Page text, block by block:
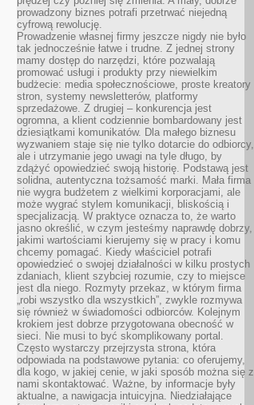
prowadzony biznes potrafi przetrwać niejedną
cyfrową rewolucję.
Prowadzenie własnej firmy jeszcze nigdy nie było
tak jednocześnie łatwe i trudne. Z jednej strony
mamy dostęp do narzędzi, które pozwalają
promować usługi i produkty przy niewielkim
budżecie: media społecznościowe, proste kreatory
stron, systemy newsletterów, platformy
sprzedażowe. Z drugiej – konkurencja jest
ogromna, a klient codziennie bombardowany jest
dziesiątkami komunikatów. Dla małego biznesu
wyzwaniem staje się nie tylko dotarcie do odbiorcy,
ale i utrzymanie jego uwagi na tyle długo, by
zdążyć opowiedzieć swoją historię. Podstawą jest
solidna, autentyczna tożsamość marki. Mała firma
nie wygra budżetem z wielkimi korporacjami, ale
może wygrać stylem komunikacji, bliskością i
specjalizacją. W praktyce oznacza to, że warto
jasno określić, w czym jesteśmy naprawdę dobrzy,
jakimi wartościami kierujemy się w pracy i komu
chcemy pomagać. Kiedy właściciel potrafi
opowiedzieć o swojej działalności w kilku prostych
zdaniach, klient szybciej rozumie, czy to miejsce
jest dla niego. Rozmyty przekaz, w którym firma
„robi wszystko dla wszystkich”, zwykle rozmywa
się również w świadomości odbiorców. Kolejnym
krokiem jest dobrze przygotowana obecność w
sieci. Nie musi to być skomplikowany portal.
Często wystarczy przejrzysta strona, która
odpowiada na podstawowe pytania: co oferujemy,
dla kogo, w jakiej cenie, w jaki sposób można się z
nami skontaktować. Ważne, by informacje były
aktualne, a nawigacja intuicyjna. Niedziałające